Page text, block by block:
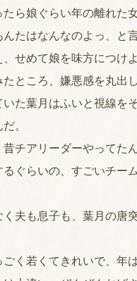
ら娘ぐらい年の離れた
たはなんなのよっ、と
、せめて娘を味方につけ
ところ、嫌悪感を丸出
いた葉月はふいと視線を
。
昔チアリーダーやって
ぐらいの、すごいチー
夫も息子も、葉月の唐
ごく若くてきれいで、年